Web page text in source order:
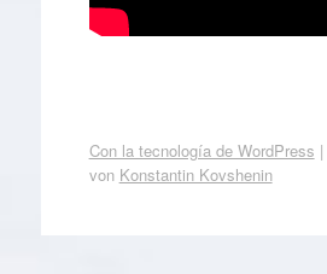
Con la tecnología de WordPress |
von Konstantin Kovshenin